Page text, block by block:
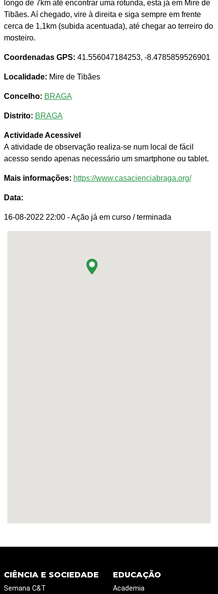
longo de 7km até encontrar uma rotunda, esta já em Mire de
Tibães. Aí chegado, vire à direita e siga sempre em frente
cerca de 1,1km (subida acentuada), até chegar ao terreiro do
mosteiro.
Coordenadas GPS: 41.556047184253, -8.4785859526901
Localidade: Mire de Tibães
Concelho: BRAGA
Distrito: BRAGA
Actividade Acessivel
A atividade de observação realiza-se num local de fácil
acesso sendo apenas necessário um smartphone ou tablet.
Mais informações: https://www.casacienciabraga.org/
Data:
16-08-2022 22:00 - Ação já em curso / terminada
CIÊNCIA E SOCIEDADE
Semana C&T
EDUCAÇÃO
Academia